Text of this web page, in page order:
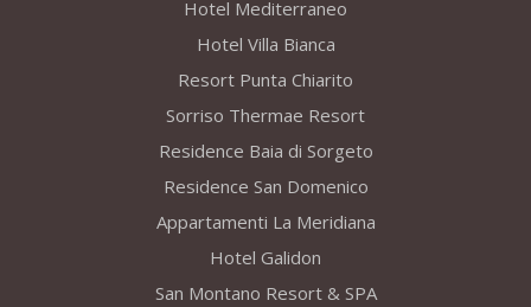
Hotel Mediterraneo
Hotel Villa Bianca
Resort Punta Chiarito
Sorriso Thermae Resort
Residence Baia di Sorgeto
Residence San Domenico
Appartamenti La Meridiana
Hotel Galidon
San Montano Resort & SPA